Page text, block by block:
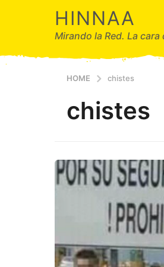
HINNAA
Mirando la Red. La
HOME chistes
chistes